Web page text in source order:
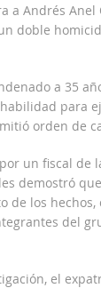
a Andrés
doble
a 35
para
orden de
un fiscal de
demostró
de los
del
el